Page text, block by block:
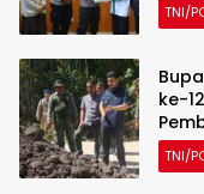
TNI/
ke-
TNI/